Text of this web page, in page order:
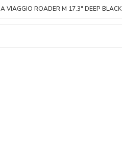
VIAGGIO ROADER M 17.3" DEEP BLACK